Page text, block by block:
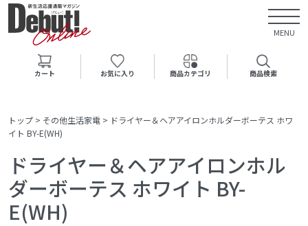
MENU
カート お気に入り 商品カテゴリ 商品検索
トップ > その他生活家電 > ドライヤー＆ヘアアイロンホルダーボーテス ホワ
イト BY-E(WH)
ドライヤー＆ヘアアイロンホル
ダーボーテス ホワイト BY-
E(WH)